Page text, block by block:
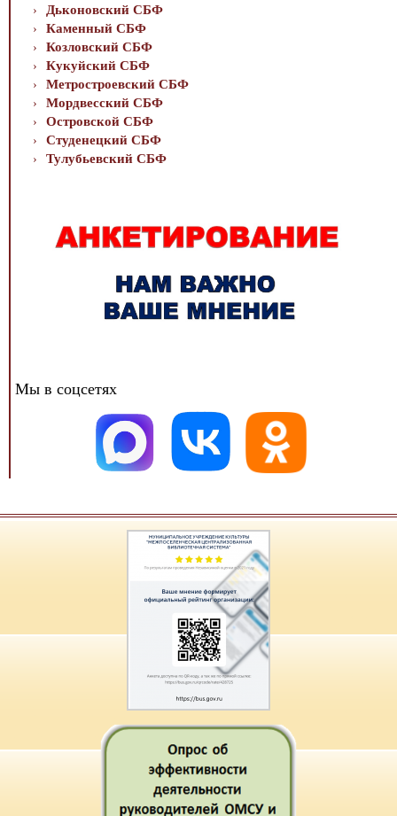
Дьконовский СБФ
Каменный СБФ
Козловский СБФ
Кукуйский СБФ
Метростроевский СБФ
Мордвесский СБФ
Островской СБФ
Студенецкий СБФ
Тулубьевский СБФ
Мы в соцсетях